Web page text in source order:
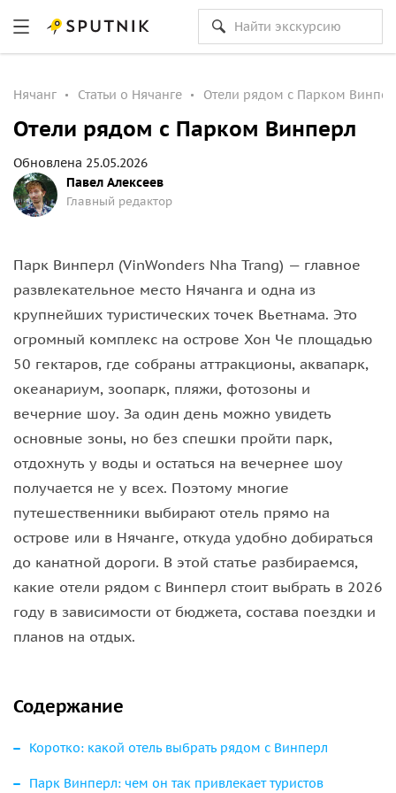
Нячанг Статьи о Нячанге Отели рядом с Парком
Отели рядом с Парком Винперл
Павел Алексеев
Главный редактор
Обновлена 25.05.2026
Парк Винперл (VinWonders Nha Trang) — главное
развлекательное место Нячанга и одна из
крупнейших туристических точек Вьетнама. Это
огромный комплекс на острове Хон Че площадью
50 гектаров, где собраны аттракционы, аквапарк,
океанариум, зоопарк, пляжи, фотозоны и
вечерние шоу. За один день можно увидеть
основные зоны, но без спешки пройти парк,
отдохнуть у воды и остаться на вечернее шоу
получается не у всех. Поэтому многие
путешественники выбирают отель прямо на
острове или в Нячанге, откуда удобно добираться
до канатной дороги. В этой статье разбираемся,
какие отели рядом с Винперл стоит выбрать в 2026
году в зависимости от бюджета, состава поездки и
планов на отдых.
Содержание
Коротко: какой отель выбрать рядом с Винперл
Парк Винперл: чем он так привлекает туристов